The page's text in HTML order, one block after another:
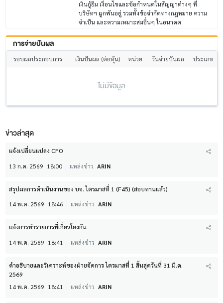
เงินกู้ยืม เงื่อนไขและข้อกำหนดในสัญญาต่างๆ ที่
บริษัทฯ ผูกพันอยู่ รวมทั้งข้อจำกัดทางกฎหมาย ความ
จำเป็น และความเหมาะสมอื่นๆ ในอนาคต
การจ่ายปันผล
รอบผลประกอบการ เงินปันผล (ต่อหุ้น) หน่วย วันจ่ายปันผล ประเภท
ไม่มีข้อมูล
ข่าวล่าสุด
แจ้งเปลี่ยนแปลง CFO
13 ก.ค. 2569 18:00 แหล่งข่าว ARIN
สรุปผลการดำเนินงานของ บจ. ไตรมาสที่ 1 (F45) (สอบทานแล้ว)
14 พ.ค. 2569 18:46 แหล่งข่าว ARIN
แจ้งการทำรายการที่เกี่ยวโยงกัน
14 พ.ค. 2569 18:41 แหล่งข่าว ARIN
คำอธิบายและวิเคราะห์ของฝ่ายจัดการ ไตรมาสที่ 1 สิ้นสุดวันที่ 31 มี.ค.
2569
14 พ.ค. 2569 18:41 แหล่งข่าว ARIN